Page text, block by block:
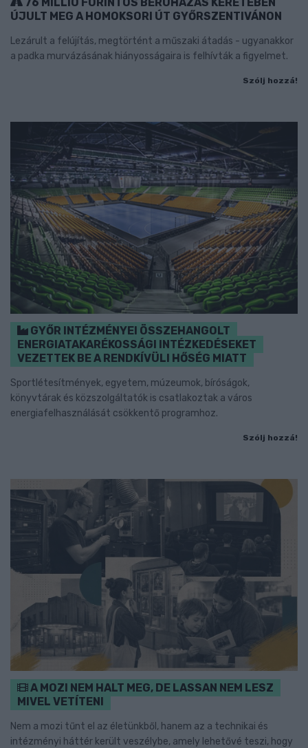
ÚJULT MEG A HOMOKSORI ÚT GYŐRSZENTIVÁNON
Lezárult a felújítás, megtörtént a műszaki átadás - ugyanakkor
a padka murvázásának hiányosságaira is felhívták a figyelmet.
Szólj hozzá!
GYŐR INTÉZMÉNYEI ÖSSZEHANGOLT
ENERGIATAKARÉKOSSÁGI INTÉZKEDÉSEKET
VEZETTEK BE A RENDKÍVÜLI HŐSÉG MIATT
Sportlétesítmények, egyetem, múzeumok, bíróságok,
könyvtárak és közszolgáltatók is csatlakoztak a város
energiafelhasználását csökkentő programhoz.
Szólj hozzá!
A MOZI NEM HALT MEG, DE LASSAN NEM LESZ
MIVEL VETÍTENI
Nem a mozi tűnt el az életünkből, hanem az a technikai és
intézményi háttér került veszélybe, amely lehetővé teszi, hogy